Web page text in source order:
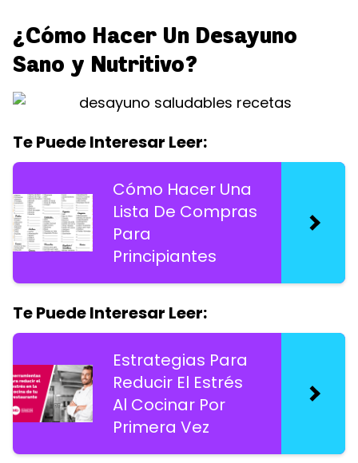
¿Cómo Hacer Un Desayuno
Sano y Nutritivo?
Te Puede Interesar Leer:
Cómo Hacer Una
Lista De Compras
Para
Principiantes
Te Puede Interesar Leer:
Estrategias Para
Reducir El Estrés
Al Cocinar Por
Primera Vez